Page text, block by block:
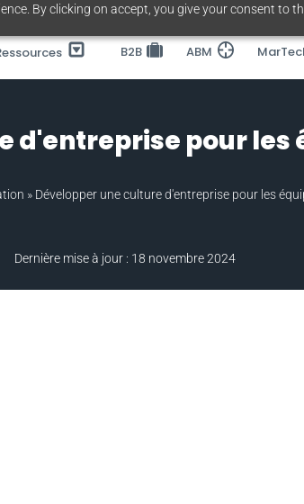
By clicking on accept, you give your consent to
B2B ABM
d'entreprise pour les
» Développer une culture d'entreprise pour les
Dernière mise à jour : 18 novembre 2024